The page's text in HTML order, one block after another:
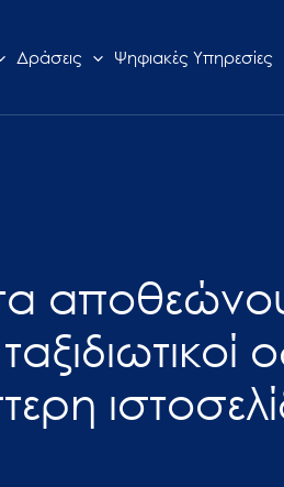
Δράσεις Ψηφιακές Υπηρεσίες